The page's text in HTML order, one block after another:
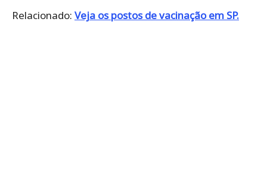
Relacionado: Veja os postos de vacinação em SP.